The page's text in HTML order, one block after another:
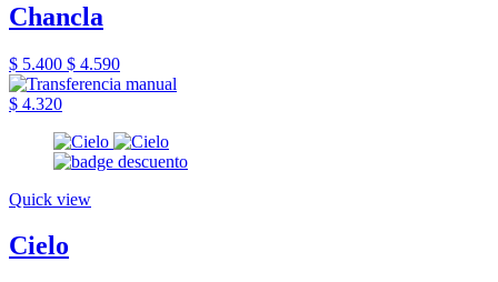
Chancla
$ 5.400 $ 4.590
$ 4.320
Quick view
Cielo